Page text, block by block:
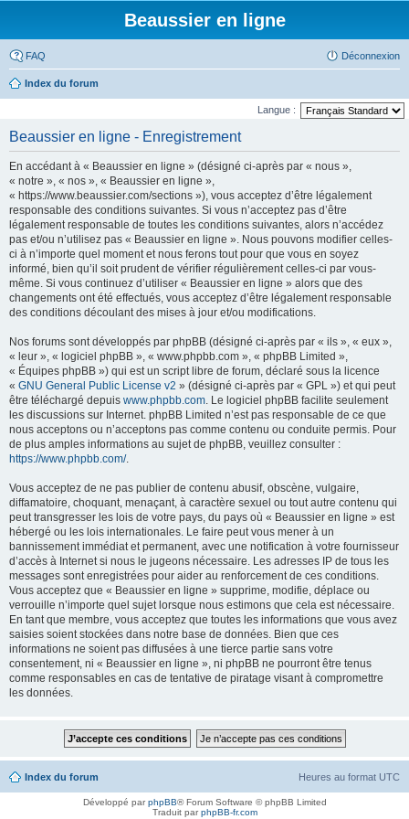
Beaussier en ligne
FAQ Déconnexion
Index du forum
Langue :
Beaussier en ligne - Enregistrement
En accédant à « Beaussier en ligne » (désigné ci-après par « nous »,
« notre », « nos », « Beaussier en ligne »,
« https://www.beaussier.com/sections »), vous acceptez d’être légalement
responsable des conditions suivantes. Si vous n’acceptez pas d’être
légalement responsable de toutes les conditions suivantes, alors n’accédez
pas et/ou n’utilisez pas « Beaussier en ligne ». Nous pouvons modifier celles-
ci à n’importe quel moment et nous ferons tout pour que vous en soyez
informé, bien qu’il soit prudent de vérifier régulièrement celles-ci par vous-
même. Si vous continuez d’utiliser « Beaussier en ligne » alors que des
changements ont été effectués, vous acceptez d’être légalement responsable
des conditions découlant des mises à jour et/ou modifications.
Nos forums sont développés par phpBB (désigné ci-après par « ils », « eux »,
« leur », « logiciel phpBB », « www.phpbb.com », « phpBB Limited »,
« Équipes phpBB ») qui est un script libre de forum, déclaré sous la licence
« GNU General Public License v2 » (désigné ci-après par « GPL ») et qui peut
être téléchargé depuis www.phpbb.com. Le logiciel phpBB facilite seulement
les discussions sur Internet. phpBB Limited n’est pas responsable de ce que
nous acceptons ou n’acceptons pas comme contenu ou conduite permis. Pour
de plus amples informations au sujet de phpBB, veuillez consulter :
https://www.phpbb.com/.
Vous acceptez de ne pas publier de contenu abusif, obscène, vulgaire,
diffamatoire, choquant, menaçant, à caractère sexuel ou tout autre contenu qui
peut transgresser les lois de votre pays, du pays où « Beaussier en ligne » est
hébergé ou les lois internationales. Le faire peut vous mener à un
bannissement immédiat et permanent, avec une notification à votre fournisseur
d’accès à Internet si nous le jugeons nécessaire. Les adresses IP de tous les
messages sont enregistrées pour aider au renforcement de ces conditions.
Vous acceptez que « Beaussier en ligne » supprime, modifie, déplace ou
verrouille n’importe quel sujet lorsque nous estimons que cela est nécessaire.
En tant que membre, vous acceptez que toutes les informations que vous avez
saisies soient stockées dans notre base de données. Bien que ces
informations ne soient pas diffusées à une tierce partie sans votre
consentement, ni « Beaussier en ligne », ni phpBB ne pourront être tenus
comme responsables en cas de tentative de piratage visant à compromettre
les données.
Index du forum Heures au format UTC
Développé parphpBB® Forum Software © phpBB Limited
Traduit parphpBB-fr.com